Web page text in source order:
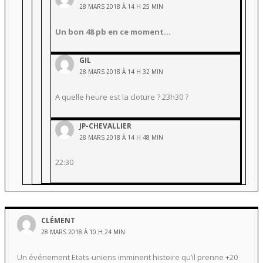
28 MARS 2018 À 14 H 25 MIN
Un bon 48 pb en ce moment…
GIL
28 MARS 2018 À 14 H 32 MIN
A quelle heure est la cloture ? 23h30 ?
JP-CHEVALLIER
28 MARS 2018 À 14 H 48 MIN
22:30
CLÉMENT
28 MARS 2018 À 10 H 24 MIN
Un événement Etats-uniens imminent histoire qu’il prenne +20